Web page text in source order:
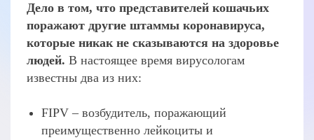
Дело в том, что представителей кошачьих
поражают другие штаммы коронавируса,
которые никак не сказываются на здоровье
людей. В настоящее время вирусологам
известны два из них:
FIPV – возбудитель, поражающий
преимущественно лейкоциты и